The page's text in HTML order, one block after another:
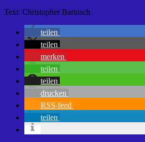
Text: Christopher Bartusch
teilen
teilen
merken
teilen
teilen
drucken
RSS-feed
teilen